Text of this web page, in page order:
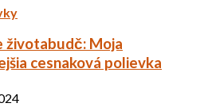
životabudč: Moja
cesnaková polievka